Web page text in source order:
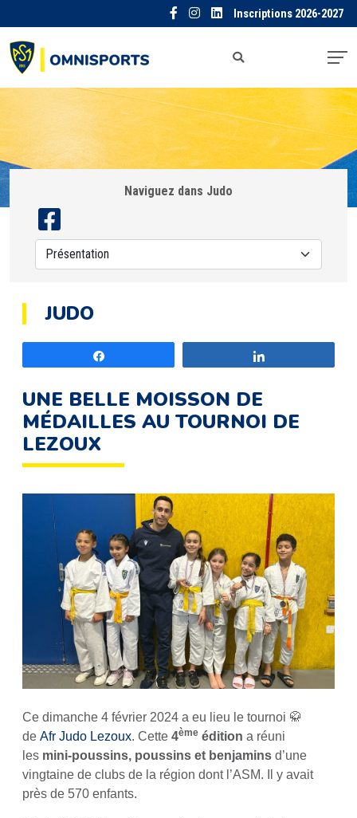
Inscriptions 2026-2027
Naviguez dans Judo
JUDO
UNE BELLE MOISSON DE
MÉDAILLES AU TOURNOI DE
LEZOUX
Ce dimanche 4 février 2024 a eu lieu le tournoi 🥋
de Afr Judo Lezoux. Cette 4ème édition a réuni
les mini-poussins, poussins et benjamins d’une
vingtaine de clubs de la région dont l’ASM. Il y avait
près de 570 enfants.